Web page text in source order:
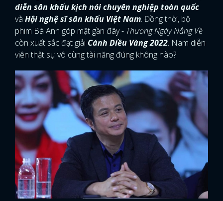
diễn sân khấu kịch nói chuyên nghiệp toàn quốc
và Hội nghệ sĩ sân khấu Việt Nam. Đồng thời, bộ
phim Bá Anh góp mặt gần đây - Thương Ngày Nắng Về
còn xuất sắc đạt giải Cánh Diều Vàng 2022. Nam diễn
viên thật sự vô cùng tài năng đúng không nào?